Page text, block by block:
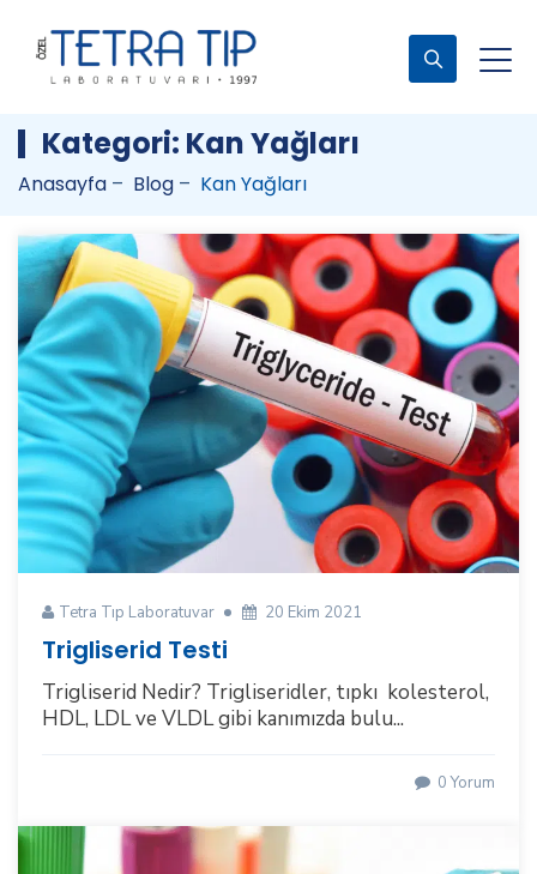
Kategori: Kan Yağları
Anasayfa – Blog – Kan Yağları
Tetra Tıp Laboratuvar 20 Ekim 2021
Trigliserid Testi
Trigliserid Nedir? Trigliseridler, tıpkı kolesterol,
HDL, LDL ve VLDL gibi kanımızda bulu...
0 Yorum